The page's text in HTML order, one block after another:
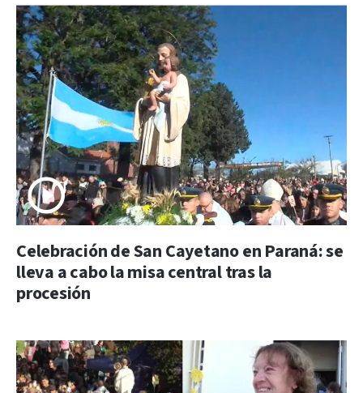
Celebración de San Cayetano en Paraná: se
lleva a cabo la misa central tras la
procesión